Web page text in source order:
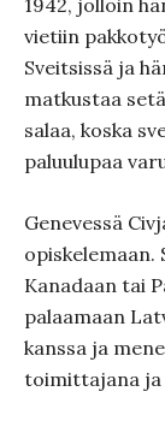
1942, jolloin
vietiin
Sveitsissä ja
matkustaa
salaa, koska
paluulupaa
Genevessä
opiskelemaan.
Kanadaan tai
palaamaan
kanssa ja
toimittajana ja